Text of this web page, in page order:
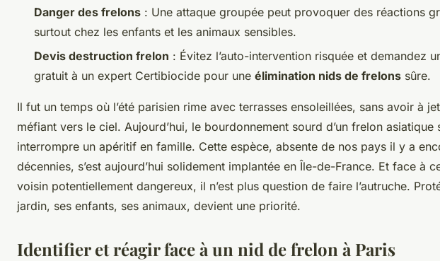
Danger des frelons : Une attaque groupée peut provoquer des réactions
surtout chez les enfants et les animaux sensibles.
Devis destruction frelon : Évitez l’auto-intervention risquée et demandez
gratuit à un expert Certibiocide pour une élimination nids de frelons sûre.
Il fut un temps où l’été parisien rime avec terrasses ensoleillées, sans avoir à
méfiant vers le ciel. Aujourd’hui, le bourdonnement sourd d’un frelon asiatique
interrompre un apéritif en famille. Cette espèce, absente de nos pays il y a
décennies, s’est aujourd’hui solidement implantée en Île-de-France. Et face à
voisin potentiellement dangereux, il n’est plus question de faire l’autruche.
jardin, ses enfants, ses animaux, devient une priorité.
Identifier et réagir face à un nid de frelon à Paris